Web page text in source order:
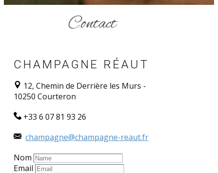
Contact
CHAMPAGNE RÉAUT
12, Chemin de Derrière les Murs -
10250 Courteron
+33 6 07 81 93 26
champagne@champagne-reaut.fr
Nom
Email